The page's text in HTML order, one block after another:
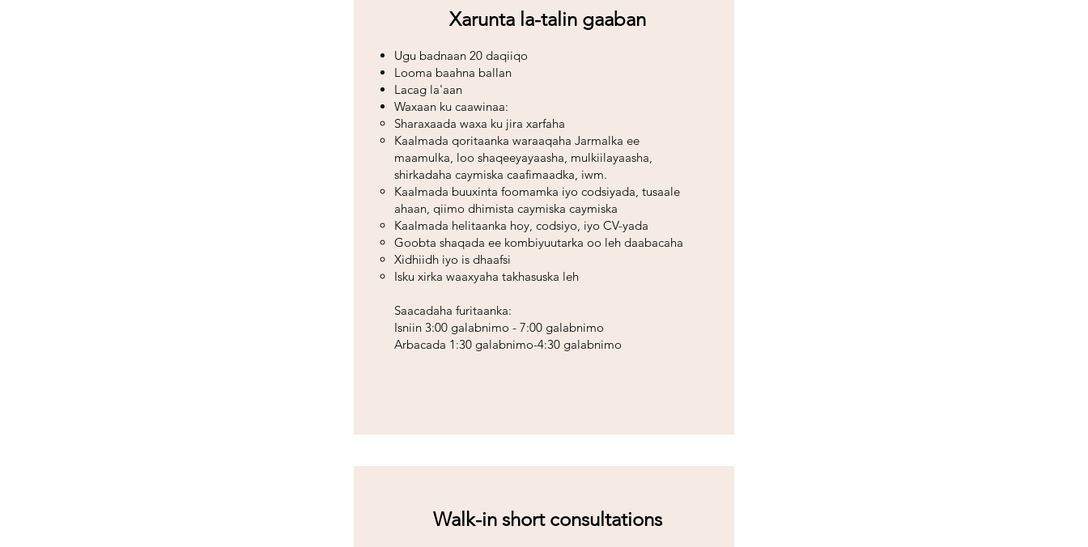
Xarunta la-talin gaaban
Ugu badnaan 20 daqiiqo
Looma baahna ballan
Lacag la'aan
Waxaan ku caawinaa:
Sharaxaada waxa ku jira xarfaha
Kaalmada qoritaanka waraaqaha Jarmalka ee
maamulka, loo shaqeeyayaasha, mulkiilayaasha,
shirkadaha caymiska caafimaadka, iwm.
Kaalmada buuxinta foomamka iyo codsiyada, tusaale
ahaan, qiimo dhimista caymiska caymiska
Kaalmada helitaanka hoy, codsiyo, iyo CV-yada
Goobta shaqada ee kombiyuutarka oo leh daabacaha
Xidhiidh iyo is dhaafsi
Isku xirka waaxyaha takhasuska leh
Saacadaha furitaanka:
Isniin 3:00 galabnimo - 7:00 galabnimo
Arbacada 1:30 galabnimo-4:30 galabnimo
Walk-in short consultations